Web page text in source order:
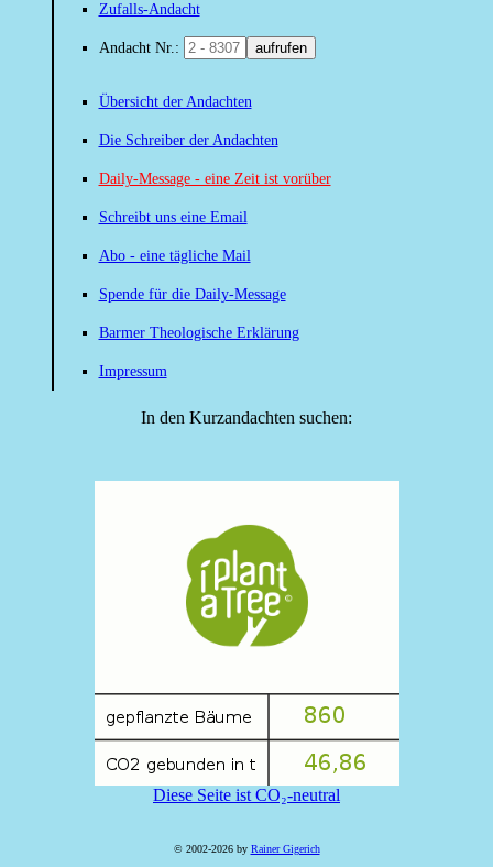
Zufalls-Andacht
Andacht Nr.: aufrufen
Übersicht der Andachten
Die Schreiber der Andachten
Daily-Message - eine Zeit ist vorüber
Schreibt uns eine Email
Abo - eine tägliche Mail
Spende für die Daily-Message
Barmer Theologische Erklärung
Impressum
In den Kurzandachten suchen:
Diese Seite ist CO₂-neutral
© 2002-2026 by Rainer Gigerich